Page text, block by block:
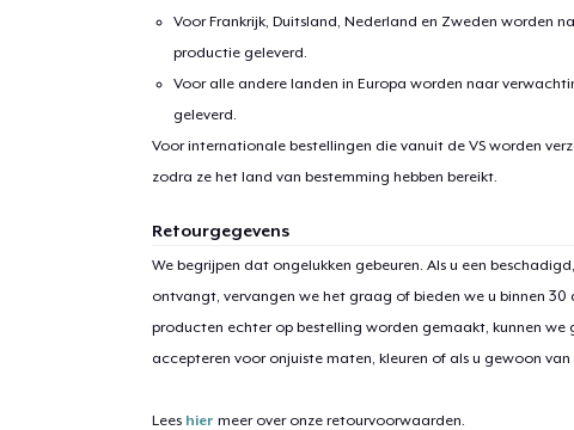
Voor Frankrijk, Duitsland, Nederland en Zweden worden
productie geleverd.
Voor alle andere landen in Europa worden naar
geleverd.
Voor internationale bestellingen die vanuit de VS worden
zodra ze het land van bestemming hebben bereikt.
Retourgegevens
We begrijpen dat ongelukken gebeuren. Als u een
ontvangt, vervangen we het graag of bieden we u binnen
producten echter op bestelling worden gemaakt, kunnen we
accepteren voor onjuiste maten, kleuren of als u gewoon
Lees hier meer over onze retourvoorwaarden.